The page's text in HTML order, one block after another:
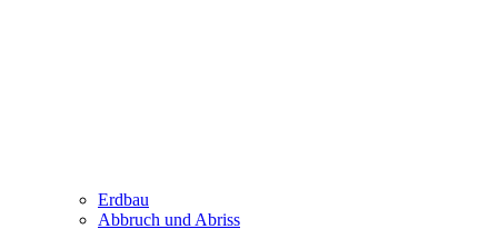
Erdbau
Abbruch und Abriss